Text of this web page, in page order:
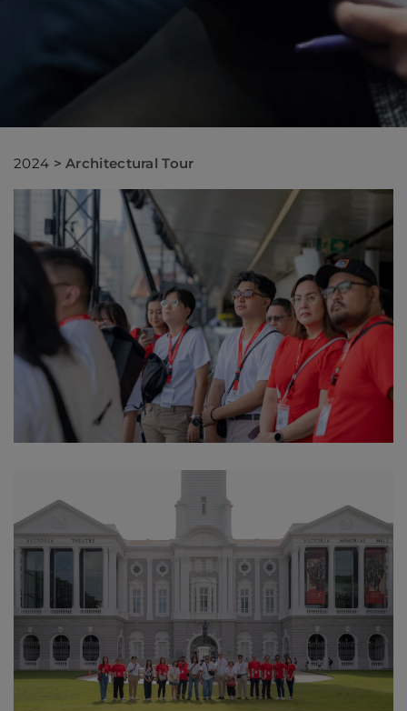
2024 >Architectural Tour